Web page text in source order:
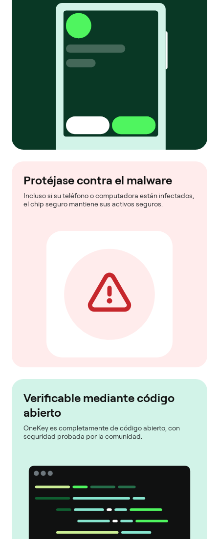
Protéjase contra el malware
Incluso si su teléfono o computadora están infectados,
el chip seguro mantiene sus activos seguros.
Verificable mediante código
abierto
OneKey es completamente de código abierto, con
seguridad probada por la comunidad.